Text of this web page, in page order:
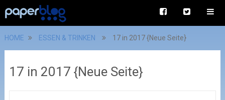
HOME ESSEN & TRINKEN 17 in 2017 {Neue Seite}
17 in 2017 {Neue Seite}